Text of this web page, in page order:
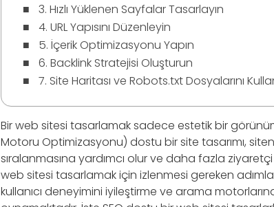
3. Hızlı Yüklenen Sayfalar Tasarlayın
4. URL Yapısını Düzenleyin
5. İçerik Optimizasyonu Yapın
6. Backlink Stratejisi Oluşturun
7. Site Haritası ve Robots.txt Dosyalarını
Bir web sitesi tasarlamak sadece estetik bir
Motoru Optimizasyonu) dostu bir site tasarımı,
sıralanmasına yardımcı olur ve daha fazla
web sitesi tasarlamak için izlenmesi gereken
kullanıcı deneyimini iyileştirme ve arama